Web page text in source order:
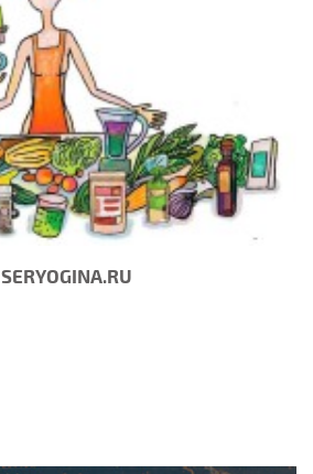
SERYOGINA.RU